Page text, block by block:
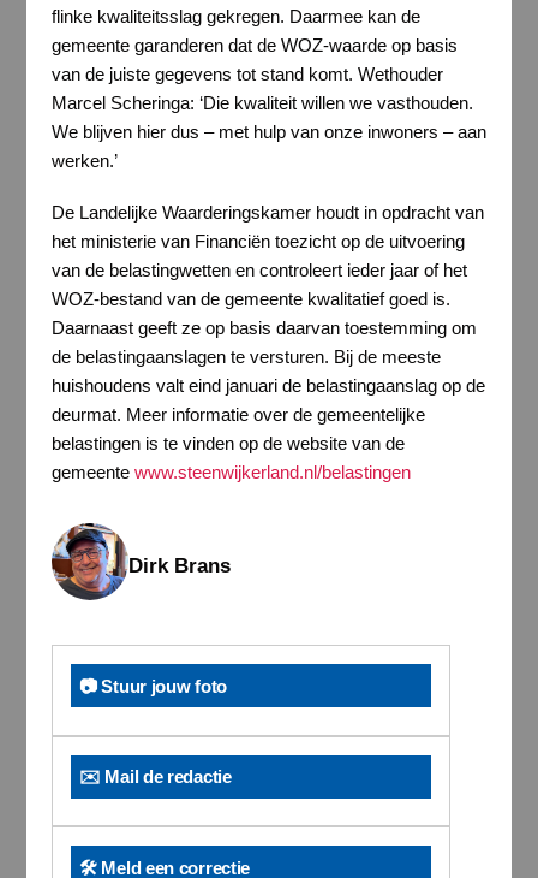
flinke kwaliteitsslag gekregen. Daarmee kan de
gemeente garanderen dat de WOZ-waarde op basis
van de juiste gegevens tot stand komt. Wethouder
Marcel Scheringa: ‘Die kwaliteit willen we vasthouden.
We blijven hier dus – met hulp van onze inwoners – aan
werken.’
De Landelijke Waarderingskamer houdt in opdracht van
het ministerie van Financiën toezicht op de uitvoering
van de belastingwetten en controleert ieder jaar of het
WOZ-bestand van de gemeente kwalitatief goed is.
Daarnaast geeft ze op basis daarvan toestemming om
de belastingaanslagen te versturen. Bij de meeste
huishoudens valt eind januari de belastingaanslag op de
deurmat. Meer informatie over de gemeentelijke
belastingen is te vinden op de website van de
gemeente www.steenwijkerland.nl/belastingen
Dirk Brans
📷 Stuur jouw foto
✉️ Mail de redactie
🛠️ Meld een correctie